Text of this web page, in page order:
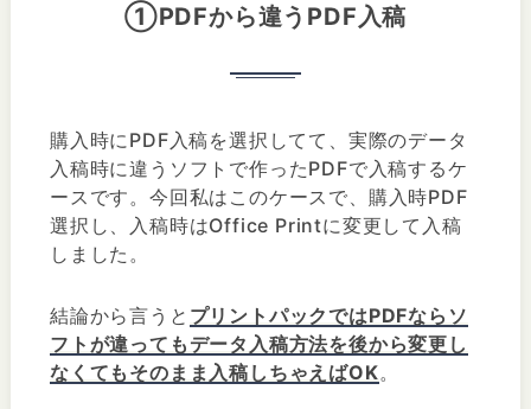
①PDFから違うPDF入稿
購入時にPDF入稿を選択してて、実際のデータ
入稿時に違うソフトで作ったPDFで入稿するケ
ースです。今回私はこのケースで、購入時PDF
選択し、入稿時はOffice Printに変更して入稿
しました。
結論から言うと プリントパックではPDFならソ
フトが違ってもデータ入稿方法を後から変更し
なくてもそのまま入稿しちゃえばOK。